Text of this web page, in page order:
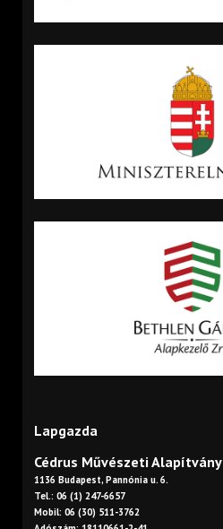
Lapgazda
Cédrus Művészeti Alapítvány
1136 Budapest, Pannónia u. 6.
Tel.: 06 (1) 247-6657
Mobil: 06 (30) 511-3762